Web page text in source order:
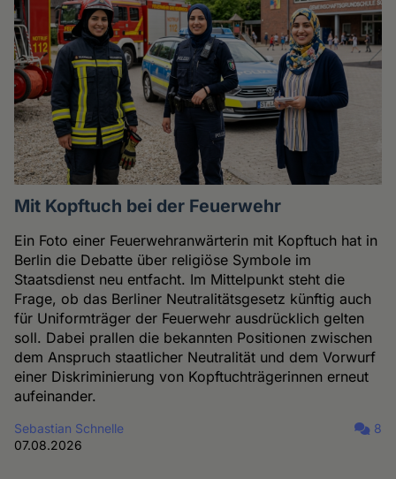
Mit Kopftuch bei der Feuerwehr
Ein Foto einer Feuerwehranwärterin mit Kopftuch hat in
Berlin die Debatte über religiöse Symbole im
Staatsdienst neu entfacht. Im Mittelpunkt steht die
Frage, ob das Berliner Neutralitätsgesetz künftig auch
für Uniformträger der Feuerwehr ausdrücklich gelten
soll. Dabei prallen die bekannten Positionen zwischen
dem Anspruch staatlicher Neutralität und dem Vorwurf
einer Diskriminierung von Kopftuchträgerinnen erneut
aufeinander.
Sebastian Schnelle
07.08.2026
8